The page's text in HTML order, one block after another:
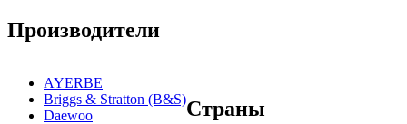
Производители
AYERBE
Briggs & Stratton (B&S)
Daewoo
Страны